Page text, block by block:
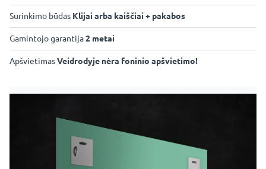
Surinkimo būdas Klijai arba kaiščiai + pakabos
Gamintojo garantija2 metai
ApšvietimasVeidrodyje nėra foninio apšvietimo!